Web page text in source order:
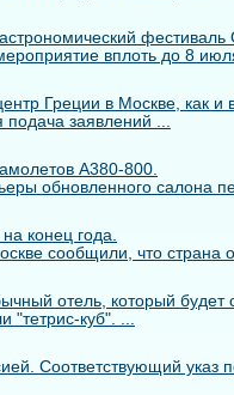
вплоть до 8 июля
Греции в Москве, как и
заявлений ...
A380-800.
обновленного салона
конец года.
сообщили, что страна
отель, который будет
куб". ...
Соответствующий указ